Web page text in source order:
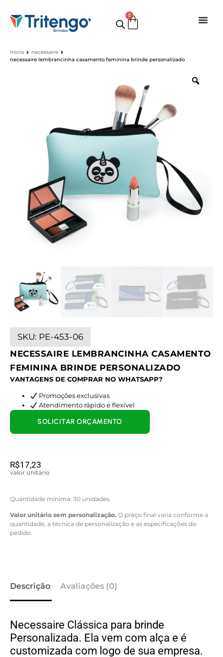
0
início
necessaire
necessaire lembrancinha casamento feminina brinde personalizado
SKU: PE-453-06
NECESSAIRE LEMBRANCINHA CASAMENTO
FEMININA BRINDE PERSONALIZADO
VANTAGENS DE COMPRAR NO WHATSAPP?
Promoções exclusivas
Atendimento rápido e flexível
R$17,23
valor unitário
Quantidade mínima: 30 unidades.
Valor unitário sem personalização. O preço final varia conforme a
quantidade, a técnica de personalização e as especificações do
pedido.
SOLICITAR ORÇAMENTO
Descrição Avaliações (0)
Necessaire Clássica para brinde
Personalizada. Ela vem com alça e é
customizada com logo de sua empresa.